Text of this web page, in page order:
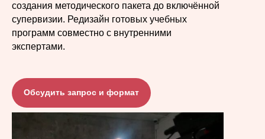
создания методического пакета до включённой
супервизии. Редизайн готовых учебных
программ совместно с внутренними
экспертами.
Обсудить запрос и формат